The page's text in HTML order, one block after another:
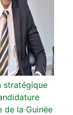
stratégique
de la Guinée